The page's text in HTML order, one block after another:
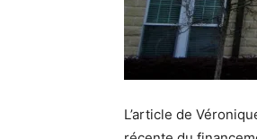
L’article de